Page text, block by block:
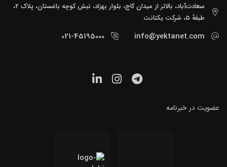
سعادت‌آباد، بالاتر از میدان کاج، بلوار بهزاد، نبش کوچه باغستان، پلاک ۲،
طبقهٔ ۵، شرکت یکتانت
info@yektanet.com
021-45195000
عضویت در خبرنامه